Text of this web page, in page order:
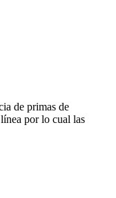
de primas de
por lo cual las